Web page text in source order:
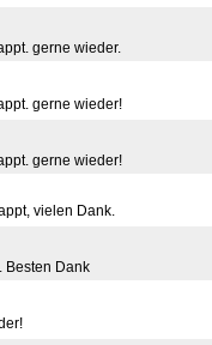
gerne wieder.
gerne wieder!
gerne wieder!
vielen Dank.
Besten Dank